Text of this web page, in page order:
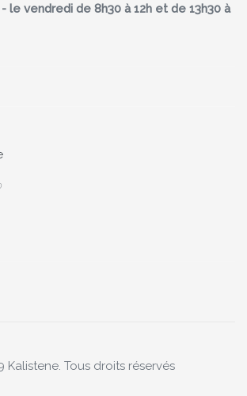
- le vendredi de 8h30 à 12h et de 13h30 à
Kalistene. Tous droits réservés